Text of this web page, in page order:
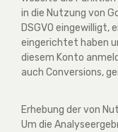
in die Nutzung von
DSGVO eingewilligt,
eingerichtet haben
diesem Konto
auch Conversions,
Erhebung der von
Um die